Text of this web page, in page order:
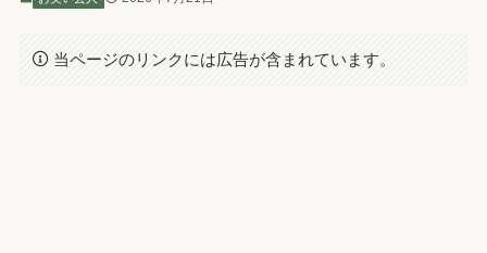
ま行
当ページのリンクには広告が含まれています。